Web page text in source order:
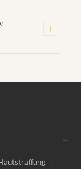
vorhandener
+
−